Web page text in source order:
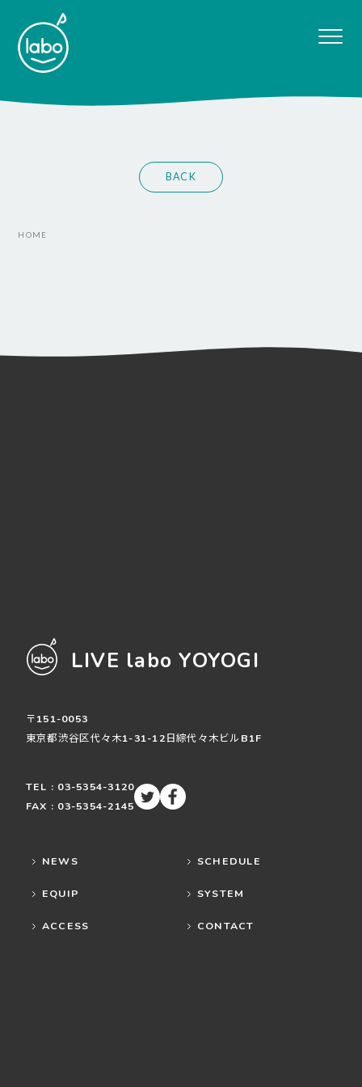
BACK
HOME
LIVE labo YOYOGI
〒151-0053
東京都渋谷区代々木1-31-12日綜代々木ビルB1F
TEL : 03-5354-3120
FAX : 03-5354-2145
NEWS SCHEDULE
EQUIP SYSTEM
ACCESS CONTACT